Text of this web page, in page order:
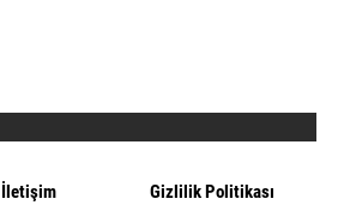
İletişim Gizlilik Politikası